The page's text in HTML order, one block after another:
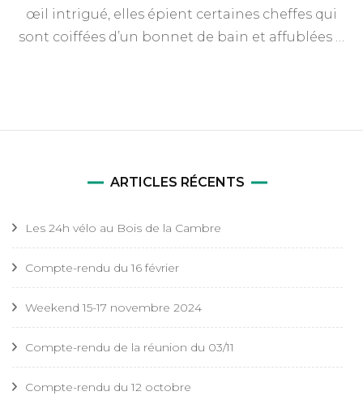
œil intrigué, elles épient certaines cheffes qui
sont coiffées d’un bonnet de bain et affublées …
ARTICLES RÉCENTS
Les 24h vélo au Bois de la Cambre
Compte-rendu du 16 février
Weekend 15-17 novembre 2024
Compte-rendu de la réunion du 03/11
Compte-rendu du 12 octobre